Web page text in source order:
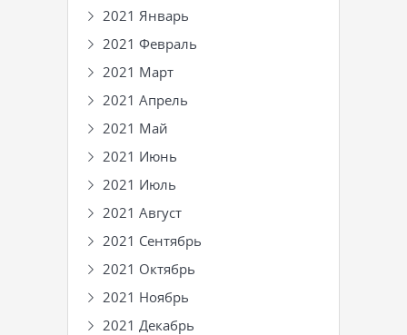
2021 Январь
2021 Февраль
2021 Март
2021 Апрель
2021 Май
2021 Июнь
2021 Июль
2021 Август
2021 Сентябрь
2021 Октябрь
2021 Ноябрь
2021 Декабрь